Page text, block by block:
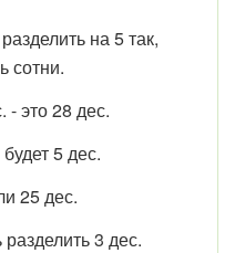
на 5 так,
сотни.
- это 28 дес.
5 дес.
25 дес.
3 дес.